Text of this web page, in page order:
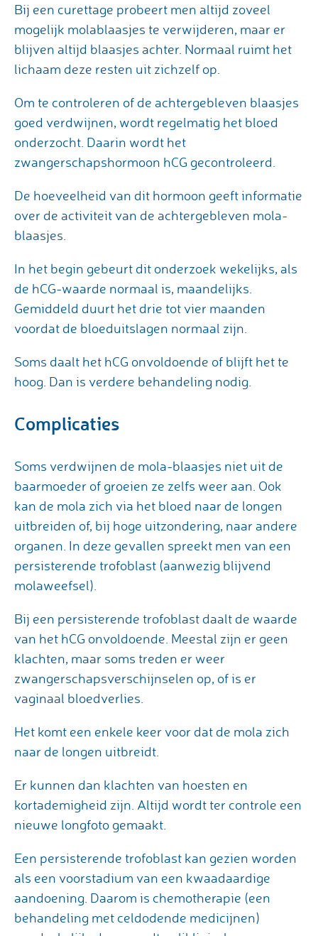
Bij een curettage probeert men altijd zoveel
mogelijk molablaasjes te verwijderen, maar er
blijven altijd blaasjes achter. Normaal ruimt het
lichaam deze resten uit zichzelf op.
Om te controleren of de achtergebleven blaasjes
goed verdwijnen, wordt regelmatig het bloed
onderzocht. Daarin wordt het
zwangerschapshormoon hCG gecontroleerd.
De hoeveelheid van dit hormoon geeft informatie
over de activiteit van de achtergebleven mola-
blaasjes.
In het begin gebeurt dit onderzoek wekelijks, als
de hCG-waarde normaal is, maandelijks.
Gemiddeld duurt het drie tot vier maanden
voordat de bloeduitslagen normaal zijn.
Soms daalt het hCG onvoldoende of blijft het te
hoog. Dan is verdere behandeling nodig.
Complicaties
Soms verdwijnen de mola-blaasjes niet uit de
baarmoeder of groeien ze zelfs weer aan. Ook
kan de mola zich via het bloed naar de longen
uitbreiden of, bij hoge uitzondering, naar andere
organen. In deze gevallen spreekt men van een
persisterende trofoblast (aanwezig blijvend
molaweefsel).
Bij een persisterende trofoblast daalt de waarde
van het hCG onvoldoende. Meestal zijn er geen
klachten, maar soms treden er weer
zwangerschapsverschijnselen op, of is er
vaginaal bloedverlies.
Het komt een enkele keer voor dat de mola zich
naar de longen uitbreidt.
Er kunnen dan klachten van hoesten en
kortademigheid zijn. Altijd wordt ter controle een
nieuwe longfoto gemaakt.
Een persisterende trofoblast kan gezien worden
als een voorstadium van een kwaadaardige
aandoening. Daarom is chemotherapie (een
behandeling met celdodende medicijnen)